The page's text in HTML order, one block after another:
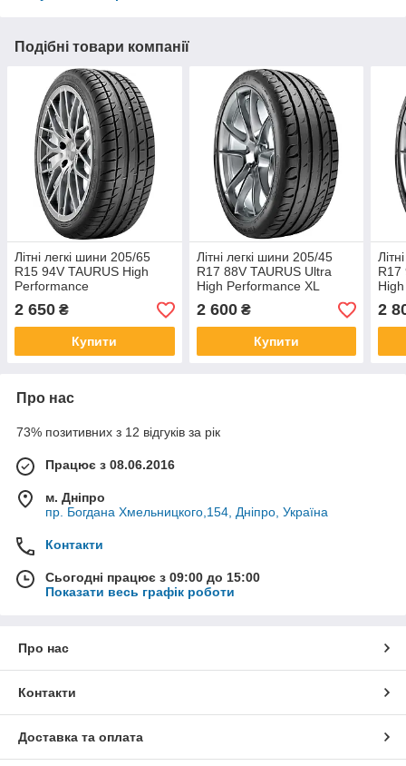
Подібні товари компанії
Літні легкі шини 205/65
R15 94V TAURUS High
Performance
2 650 ₴
Купити
Літні легкі шини 205/45
R17 88V TAURUS Ultra
High Performance XL
2 600₴
Купити
R17
2
Про нас
73% позитивних з 12 відгуків за рік
Працює з 08.06.2016
м. Дніпро
пр. Богдана Хмельницкого,154, Дніпро, Україна
Контакти
Сьогодні працює з 09:00 до 15:00
Показати весь графік роботи
Про нас
Контакти
Доставка та оплата